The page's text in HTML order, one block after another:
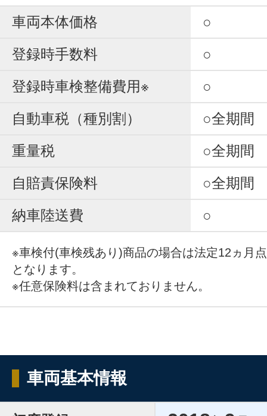
車両本体価格
○
登録時手数料
○
登録時車検整備費用※
○
自動車税（種別割）
○全期間
重量税
○全期間
自賠責保険料
○全期間
納車陸送費
○
※車検付(車検残あり)商品の場合は法定12ヵ月
となります。
※任意保険料は含まれておりません。
車両基本情報